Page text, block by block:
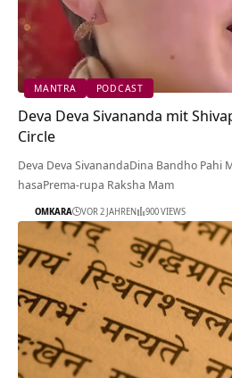
MANTRA PODCAST
Deva Deva Sivananda mit
Circle
Deva Deva SivanandaDina Bandho Pahi
hasaPrema-rupa Raksha Mam
OMKARA VOR 2 JAHREN 900 VIEWS